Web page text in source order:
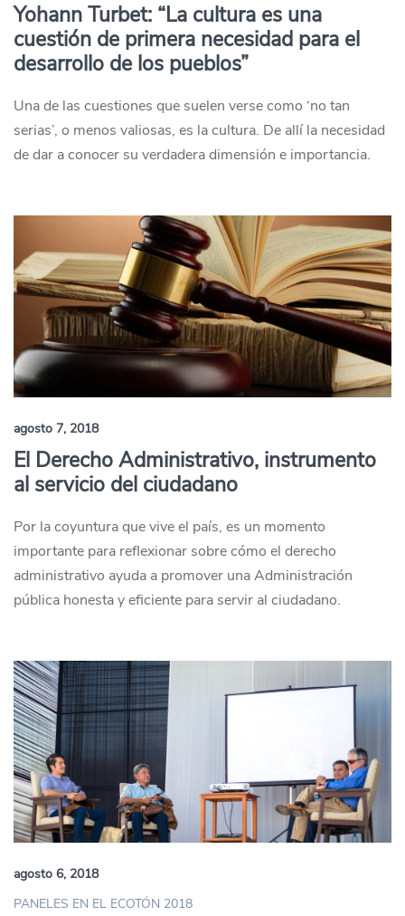
Yohann Turbet: “La cultura es una
cuestión de primera necesidad para el
desarrollo de los pueblos”
Una de las cuestiones que suelen verse como ‘no tan
serias’, o menos valiosas, es la cultura. De allí la necesidad
de dar a conocer su verdadera dimensión e importancia.
agosto 7, 2018
El Derecho Administrativo, instrumento
al servicio del ciudadano
Por la coyuntura que vive el país, es un momento
importante para reflexionar sobre cómo el derecho
administrativo ayuda a promover una Administración
pública honesta y eficiente para servir al ciudadano.
agosto 6, 2018
PANELES EN EL ECOTÓN 2018